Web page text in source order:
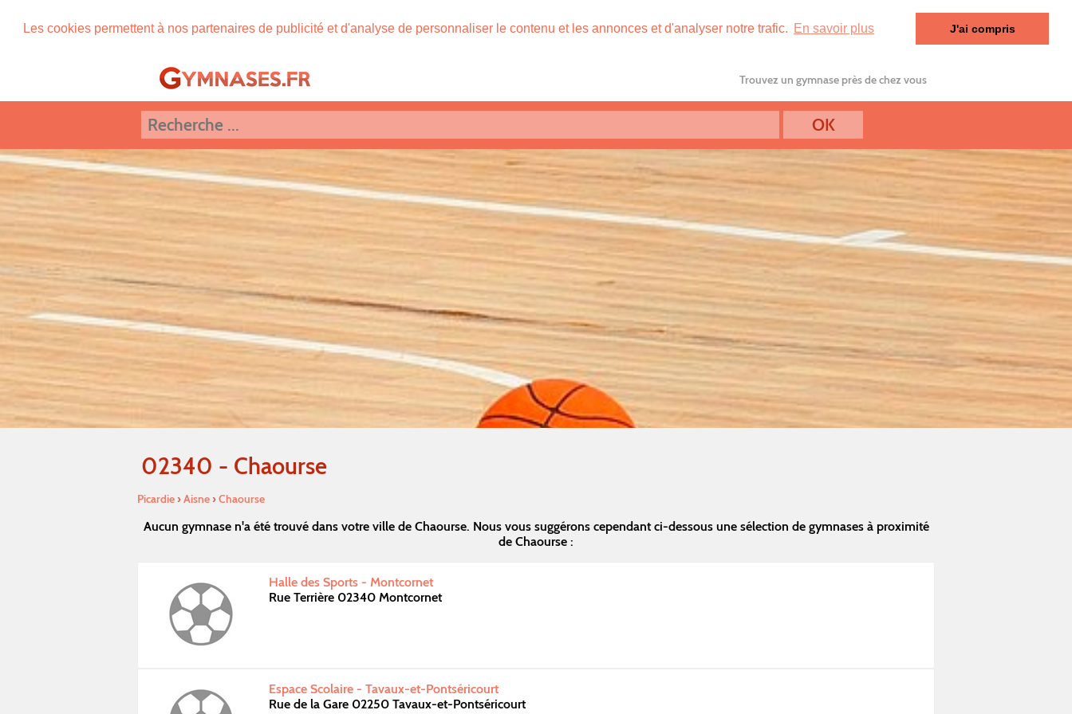
Les cookies permettent à nos partenaires de publicité et d'analyse de personnaliser le contenu et les annonces et d'analyser notre trafic. En savoir plus J'ai compris
Trouvez un gymnase près de chez vous
02340 - Chaourse
Picardie›Aisne›Chaourse
Aucun gymnase n'a été trouvé dans votre ville de Chaourse. Nous vous suggérons cependant ci-dessous une sélection de gymnases à proximité
de Chaourse :
Halle des Sports - Montcornet
Rue Terrière 02340 Montcornet
Espace Scolaire - Tavaux-et-Pontséricourt
Rue de la Gare 02250 Tavaux-et-Pontséricourt